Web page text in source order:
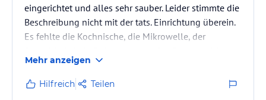
eingerichtet und alles sehr sauber. Leider stimmte die
Beschreibung nicht mit der tats. Einrichtung überein.
Es fehlte die Kochnische, die Mikrowelle, der
Betrieb. Es wurden keine Getränke, ausser
kostenfreies Wasser zum Essen angeboten. Essen
entsprach absolut nicht einem 4 Sterne Hotel, eher
Mehr anzeigen
Hilfreich Teilen